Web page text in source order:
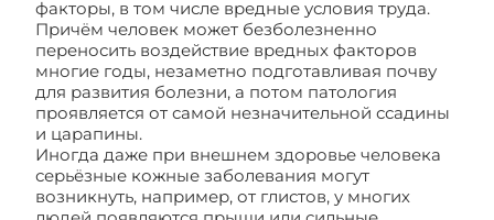
факторы, в том числе вредные условия труда.
Причём человек может безболезненно
переносить воздействие вредных факторов
многие годы, незаметно подготавливая почву
для развития болезни, а потом патология
проявляется от самой незначительной ссадины
и царапины.
Иногда даже при внешнем здоровье человека
серьёзные кожные заболевания могут
возникнуть, например, от глистов, у многих